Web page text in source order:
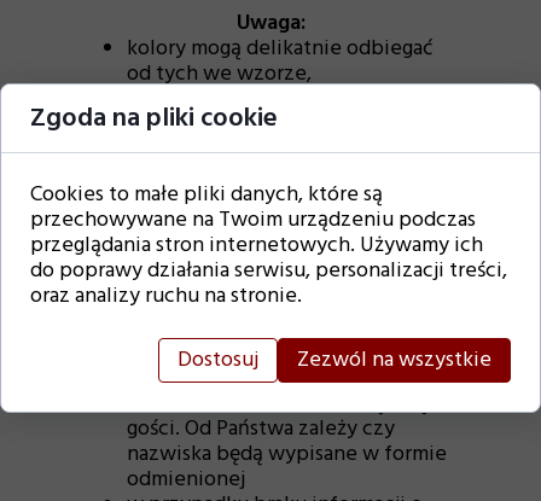
Uwaga:
kolory mogą delikatnie odbiegać
od tych we wzorze,
ponieważ może być to
spowodowane innymi
ustawieniami monitora
paleta barw CMYK
uwzględniona
różnica wymiarów to (+ -) 2mm
istnieje możliwość modyfikacji
tekstu jak również zmian
kolorystycznych
wgląd do przykładowego środka
zaproszenia
nie ingerujemy w przesłaną listę
gości. Od Państwa zależy czy
nazwiska będą wypisane w formie
odmienionej
Zgoda na pliki cookie
Cookies to małe pliki danych, które są
przechowywane na Twoim urządzeniu podczas
przeglądania stron internetowych. Używamy ich
do poprawy działania serwisu, personalizacji treści,
oraz analizy ruchu na stronie.
Dostosuj
Zezwól na wszystkie